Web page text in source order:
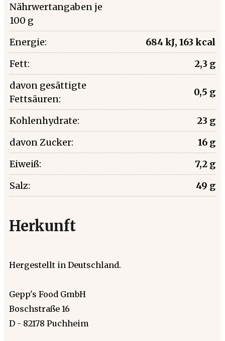
Nährwertangaben je
100 g
Energie:
684 kJ, 163 kcal
Fett:
2,3 g
davon gesättigte
Fettsäuren:
0,5 g
Kohlenhydrate:
23 g
davon Zucker:
16 g
Eiweiß:
7,2 g
Salz:
49 g
Herkunft
Hergestellt in Deutschland.
Gepp's Food GmbH
Boschstraße 16
D - 82178 Puchheim